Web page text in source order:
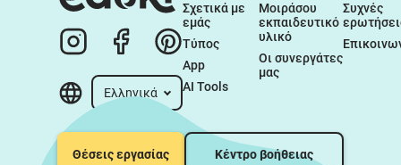
Ελληνικά
Σχετικά με
εμάς
Τύπος
App
AI Tools
Μοιράσου
εκπαιδευτικό
υλικό
Οι συνεργάτες
μας
Συχνές
Θέσεις εργασίας Κέντρο βοήθειας